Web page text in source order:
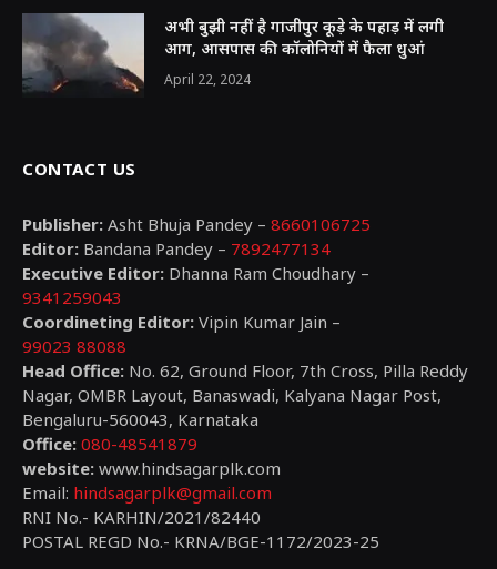
अभी बुझी नहीं है गाजीपुर कूड़े के पहाड़ में लगी
आग, आसपास की कॉलोनियों में फैला धुआं
April 22, 2024
CONTACT US
Publisher: Asht Bhuja Pandey – 8660106725
Editor: Bandana Pandey – 7892477134
Executive Editor: Dhanna Ram Choudhary –
9341259043
Coordineting Editor: Vipin Kumar Jain –
99023 88088
Head Office: No. 62, Ground Floor, 7th Cross, Pilla Reddy
Nagar, OMBR Layout, Banaswadi, Kalyana Nagar Post,
Bengaluru-560043, Karnataka
Office: 080-48541879
website: www.hindsagarplk.com
Email: hindsagarplk@gmail.com
RNI No.- KARHIN/2021/82440
POSTAL REGD No.- KRNA/BGE-1172/2023-25